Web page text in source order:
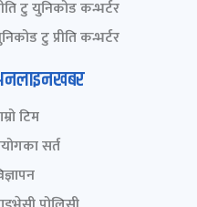
टु युनिकोड कन्भर्टर
टु प्रीति कन्भर्टर
टिम
सर्त